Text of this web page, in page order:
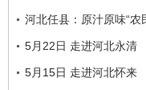
河北任县：原汁原味“农
5月22日 走进河北永清
5月15日 走进河北怀来